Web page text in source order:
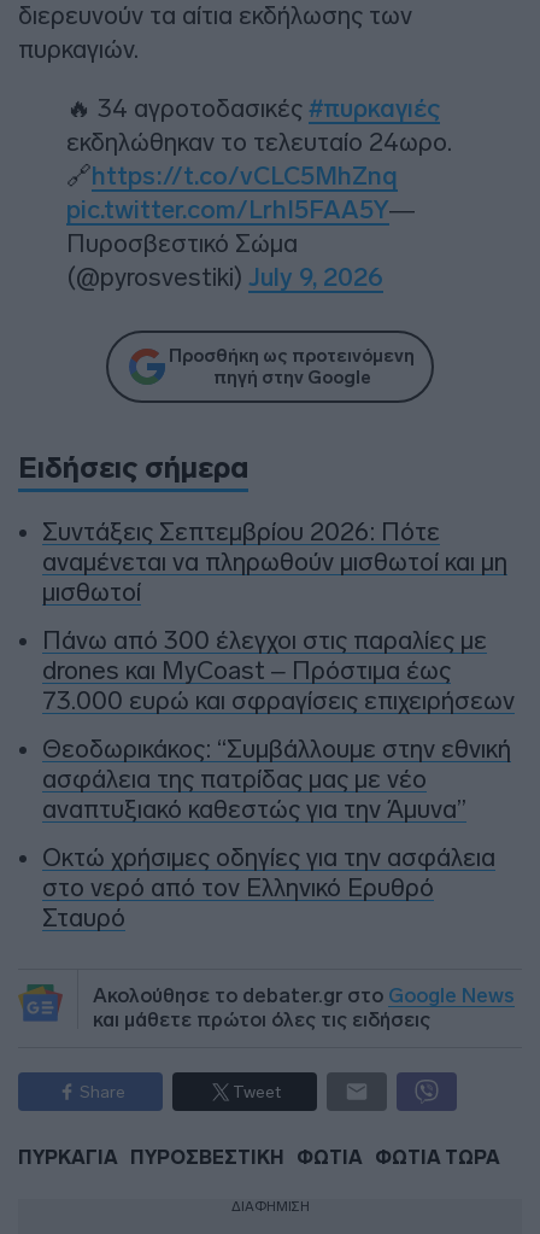
διερευνούν τα αίτια εκδήλωσης των
πυρκαγιών.
🔥 34 αγροτοδασικές #πυρκαγιές
εκδηλώθηκαν το τελευταίο 24ωρο.
🔗https://t.co/vCLC5MhZnq
pic.twitter.com/LrhI5FAA5Y—
Πυροσβεστικό Σώμα
(@pyrosvestiki) July 9, 2026
Προσθήκη ως προτεινόμενη
πηγή στην Google
Ειδήσεις σήμερα
Συντάξεις Σεπτεμβρίου 2026: Πότε
αναμένεται να πληρωθούν μισθωτοί και μη
μισθωτοί
Πάνω από 300 έλεγχοι στις παραλίες με
drones και MyCoast – Πρόστιμα έως
73.000 ευρώ και σφραγίσεις επιχειρήσεων
Θεοδωρικάκος: “Συμβάλλουμε στην εθνική
ασφάλεια της πατρίδας μας με νέο
αναπτυξιακό καθεστώς για την Άμυνα”
Οκτώ χρήσιμες οδηγίες για την ασφάλεια
στο νερό από τον Ελληνικό Ερυθρό
Σταυρό
Ακολούθησε το debater.gr στο Google News
και μάθετε πρώτοι όλες τις ειδήσεις
Share Tweet
ΠΥΡΚΑΓΙΑ ΠΥΡΟΣΒΕΣΤΙΚΗ ΦΩΤΙΑ ΦΩΤΙΑ ΤΩΡΑ
ΔΙΑΦΗΜΙΣΗ